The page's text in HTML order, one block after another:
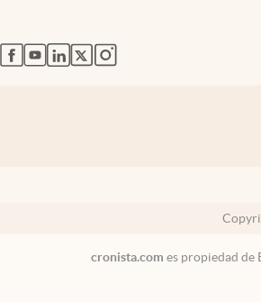
abre en nueva pestaña
abre en nueva pestaña
abre en nueva pestaña
abre en nueva pestaña
abre en nueva pestaña
cronista.com es propiedad de